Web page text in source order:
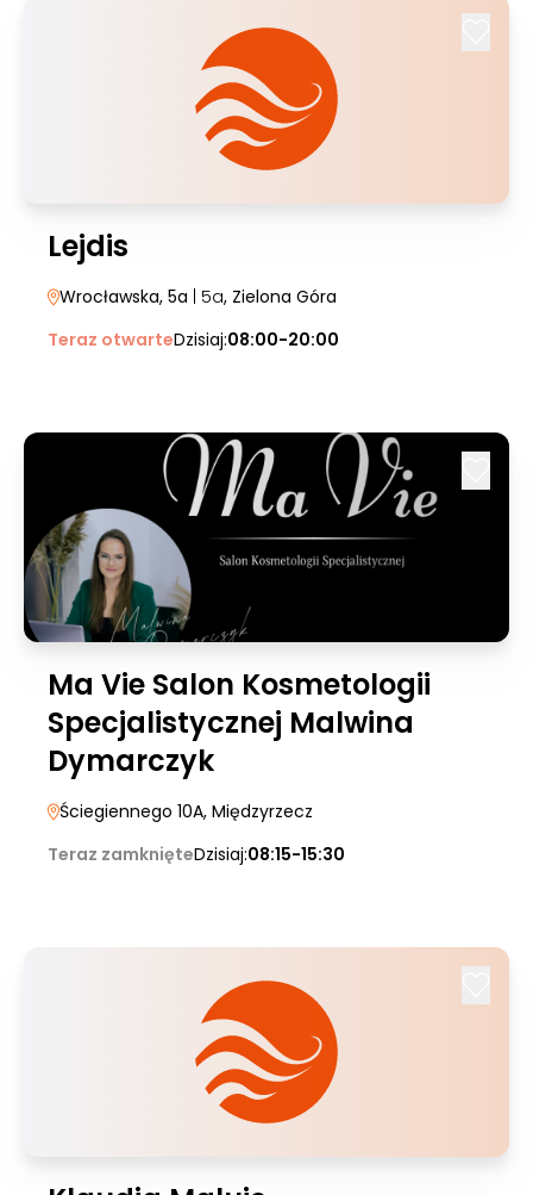
Lejdis
Wrocławska, 5a | 5a, Zielona Góra
Teraz otwarteDzisiaj:08:00-20:00
Ma Vie Salon Kosmetologii
Specjalistycznej Malwina
Dymarczyk
Ściegiennego 10A, Międzyrzecz
Teraz zamknięteDzisiaj:08:15-15:30